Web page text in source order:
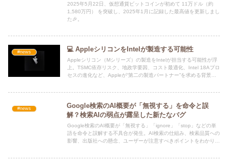
2025年5月22日、仮想通貨ビットコインが初めて 11万ドル（約
1,580万円） を突破し、2025年1月に記録した最高値を更新しまし
た🎉。
#news 💻 AppleシリコンをIntelが製造する可能性
Appleシリコン（Mシリーズ）の製造をIntelが担当する可能性が浮
上。TSMC依存リスク、地政学要因、コスト最適化、Intel 18Aプロ
セスの進化など、Appleが“第二の製造パートナー”を求める背景を
#news
Google検索のAI概要が「無視する」を命令と誤
解？検索AIの弱点が露呈した新たなバグ
Google検索のAI概要が「無視する」「ignore」「stop」などの単
語を命令と誤解する不具合が発生。AI検索の仕組み、検索品質への
影響、出版社への懸念、ユーザーが注意すべきポイントをわかりや